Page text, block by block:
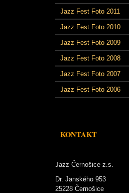
Jazz Fest Foto 2011
Jazz Fest Foto 2010
Jazz Fest Foto 2009
Jazz Fest Foto 2008
Jazz Fest Foto 2007
Jazz Fest Foto 2006
KONTAKT
Jazz Černošice z.s.
Dr. Janského 953
25228 Černošice